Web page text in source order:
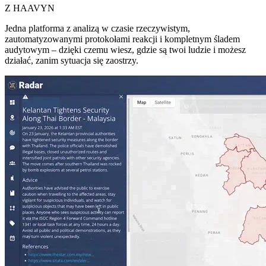
Z HAAVYN
Jedna platforma z analizą w czasie rzeczywistym,
zautomatyzowanymi protokołami reakcji i kompletnym śladem
audytowym – dzięki czemu wiesz, gdzie są twoi ludzie i możesz
działać, zanim sytuacja się zaostrzy.